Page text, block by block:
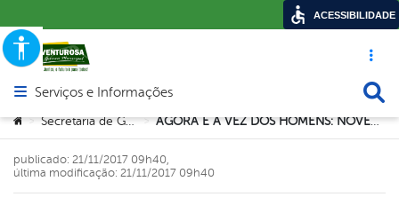
Acesso
Abrir menu principal de navegação
Serviços e Informações
Você está aqui:
> Secretaria de Governo > AGORA É A VEZ DOS HOMENS: NOVEMBRO AZUL 2017 EM VENTUROSA
publicado: 21/11/2017 09h40,
última modificação: 21/11/2017 09h40
ACESSIBILIDADE